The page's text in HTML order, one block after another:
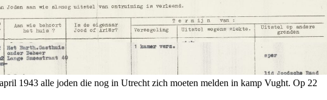
1943 alle joden die nog in Utrecht zich moeten melden in kamp Vught. Op 22